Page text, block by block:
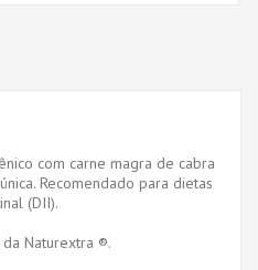
com carne magra de cabra
Recomendado para dietas
(DII).
Naturextra ®.